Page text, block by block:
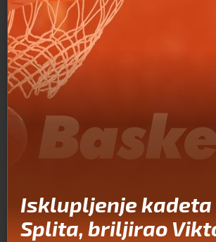
Isklupljenje kadeta
Splita, briljirao